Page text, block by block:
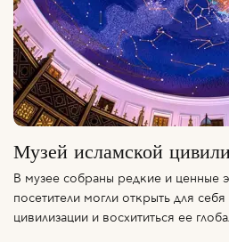
Музей исламской
В музее собраны редкие и ценные
посетители могли открыть для
цивилизации и восхититься ее